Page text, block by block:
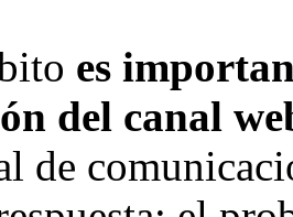
es
del canal
de